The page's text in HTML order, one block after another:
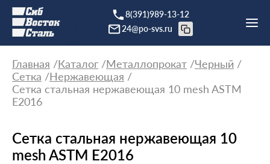
8(391)989-13-12
24@po-svs.ru
Главная Каталог Металлопрокат
Черный
Сетка
Нержавеющая
Сетка стальная нержавеющая 10 mesh ASTM
E2016
Сетка стальная нержавеющая 10
mesh ASTM E2016